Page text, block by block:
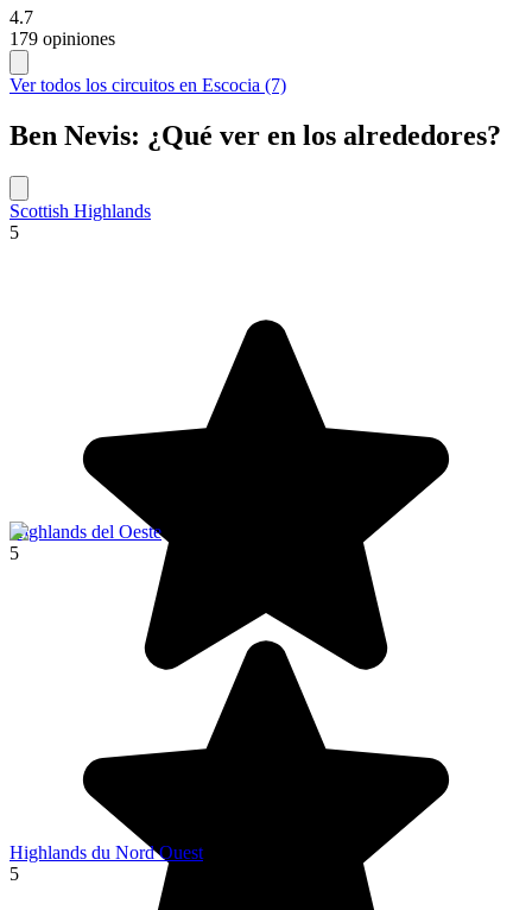
4.7
179 opiniones
Ver todos los circuitos en Escocia (7)
Ben Nevis: ¿Qué ver en los alrededores?
Scottish Highlands
5
Highlands del Oeste
5
Highlands du Nord Ouest
5